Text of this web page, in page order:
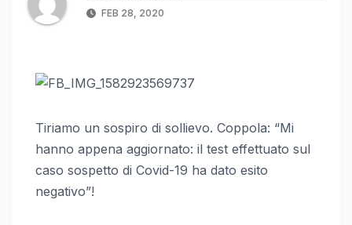
FEB 28, 2020
Tiriamo un sospiro di sollievo. Coppola: “Mi
hanno appena aggiornato: il test effettuato sul
caso sospetto di Covid-19 ha dato esito
negativo”!